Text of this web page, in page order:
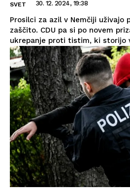
SVET 30. 12. 2024, 19:38
Prosilci za azil v Nemčiji uživajo
zaščito. CDU pa si po novem
ukrepanje proti tistim, ki storijo